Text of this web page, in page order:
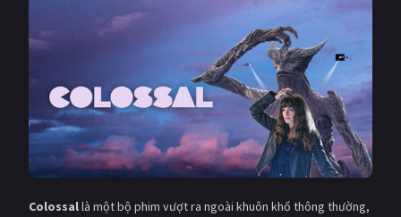
Colossallà một bộ phim vượt ra ngoài khuôn khổ thông thường,